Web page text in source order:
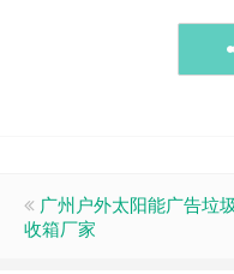
广州户外太阳能广告垃
收箱厂家